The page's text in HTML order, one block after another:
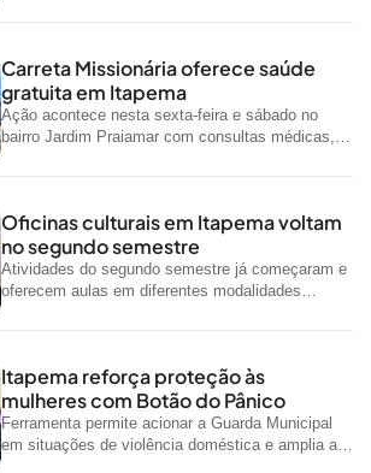
Carreta Missionária oferece saúde
gratuita em Itapema
Ação acontece nesta sexta-feira e sábado no
bairro Jardim Praiamar com consultas médicas,
Oficinas culturais em Itapema voltam
no segundo semestre
Atividades do segundo semestre já começaram e
oferecem aulas em diferentes modalidades
Itapema reforça proteção às
mulheres com Botão do Pânico
Ferramenta permite acionar a Guarda Municipal
em situações de violência doméstica e amplia a